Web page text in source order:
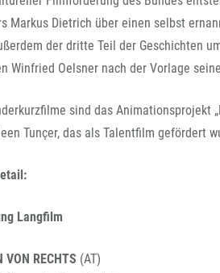
Markus Dietrich über einen selbst
der dritte Teil der Geschichten
Winfried Oelsner nach der Vorlage
sind das Animationsprojekt
Tunçer, das als Talentfilm gefördert
Langfilm
VON RECHTS (AT)